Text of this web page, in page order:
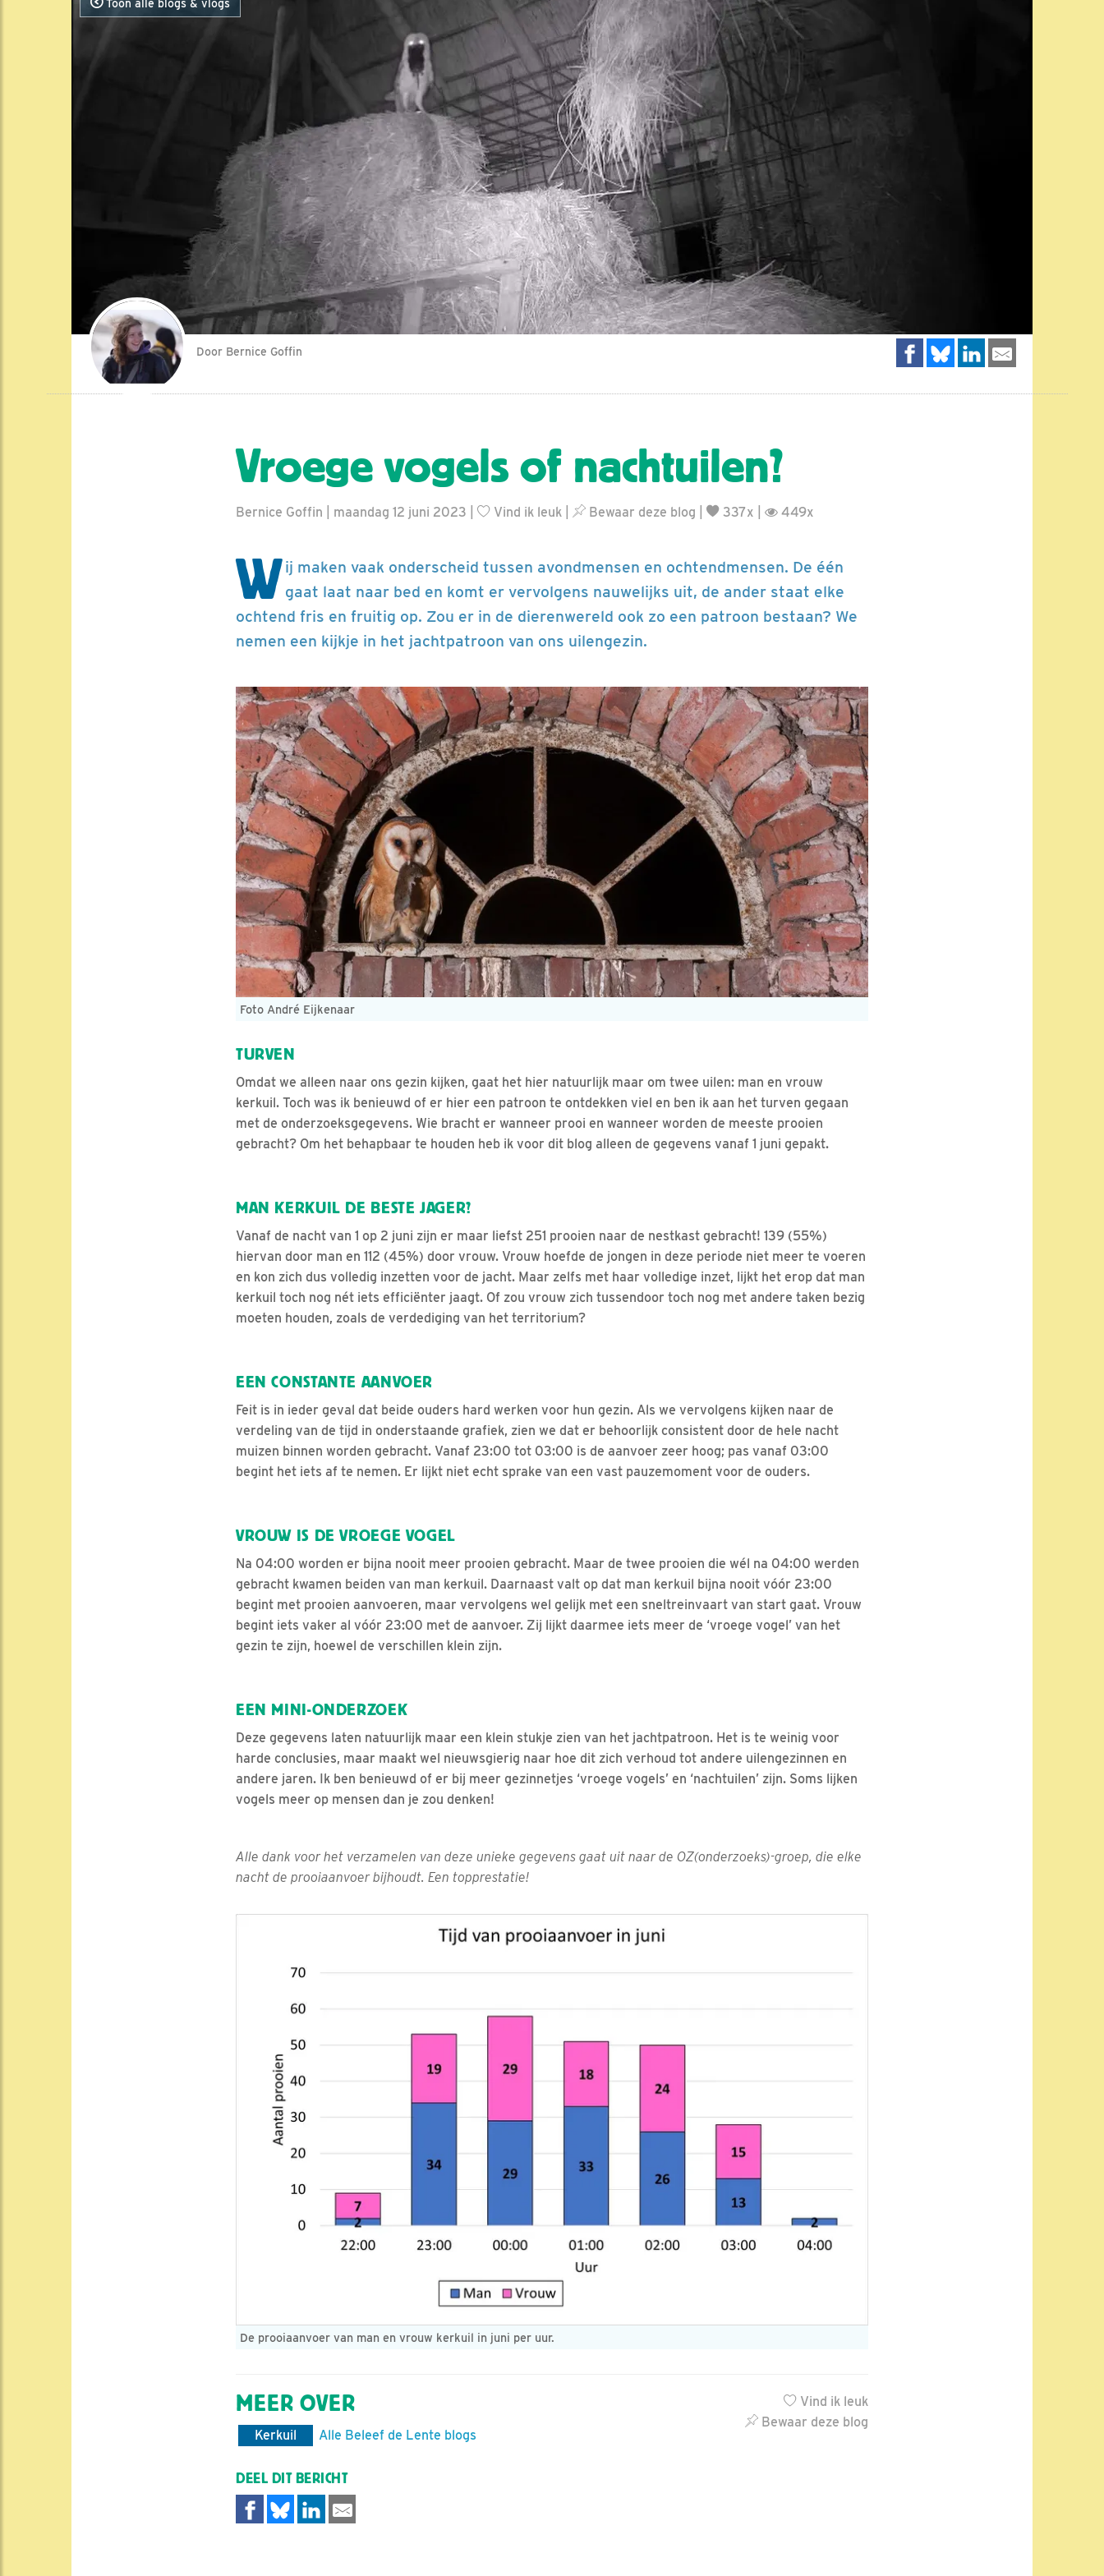
Toon alle blogs & vlogs
Door Bernice Goffin
Vroege vogels of nachtuilen?
Bernice Goffin | maandag 12 juni 2023 | Vind ik leuk Bewaar deze blog 337x | 449x
Wij maken vaak onderscheid tussen avondmensen en ochtendmensen. De één
gaat laat naar bed en komt er vervolgens nauwelijks uit, de ander staat elke
ochtend fris en fruitig op. Zou er in de dierenwereld ook zo een patroon bestaan? We
nemen een kijkje in het jachtpatroon van ons uilengezin.
Foto André Eijkenaar
TURVEN
Omdat we alleen naar ons gezin kijken, gaat het hier natuurlijk maar om twee uilen: man en vrouw
kerkuil. Toch was ik benieuwd of er hier een patroon te ontdekken viel en ben ik aan het turven gegaan
met de onderzoeksgegevens. Wie bracht er wanneer prooi en wanneer worden de meeste prooien
gebracht? Om het behapbaar te houden heb ik voor dit blog alleen de gegevens vanaf 1 juni gepakt.
MAN KERKUIL DE BESTE JAGER?
Vanaf de nacht van 1 op 2 juni zijn er maar liefst 251 prooien naar de nestkast gebracht! 139 (55%)
hiervan door man en 112 (45%) door vrouw. Vrouw hoefde de jongen in deze periode niet meer te voeren
en kon zich dus volledig inzetten voor de jacht. Maar zelfs met haar volledige inzet, lijkt het erop dat man
kerkuil toch nog nét iets efficiënter jaagt. Of zou vrouw zich tussendoor toch nog met andere taken bezig
moeten houden, zoals de verdediging van het territorium?
EEN CONSTANTE AANVOER
Feit is in ieder geval dat beide ouders hard werken voor hun gezin. Als we vervolgens kijken naar de
verdeling van de tijd in onderstaande grafiek, zien we dat er behoorlijk consistent door de hele nacht
muizen binnen worden gebracht. Vanaf 23:00 tot 03:00 is de aanvoer zeer hoog; pas vanaf 03:00
begint het iets af te nemen. Er lijkt niet echt sprake van een vast pauzemoment voor de ouders.
VROUW IS DE VROEGE VOGEL
Na 04:00 worden er bijna nooit meer prooien gebracht. Maar de twee prooien die wél na 04:00 werden
gebracht kwamen beiden van man kerkuil. Daarnaast valt op dat man kerkuil bijna nooit vóór 23:00
begint met prooien aanvoeren, maar vervolgens wel gelijk met een sneltreinvaart van start gaat. Vrouw
begint iets vaker al vóór 23:00 met de aanvoer. Zij lijkt daarmee iets meer de ‘vroege vogel’ van het
gezin te zijn, hoewel de verschillen klein zijn.
EEN MINI-ONDERZOEK
Deze gegevens laten natuurlijk maar een klein stukje zien van het jachtpatroon. Het is te weinig voor
harde conclusies, maar maakt wel nieuwsgierig naar hoe dit zich verhoud tot andere uilengezinnen en
andere jaren. Ik ben benieuwd of er bij meer gezinnetjes ‘vroege vogels’ en ‘nachtuilen’ zijn. Soms lijken
vogels meer op mensen dan je zou denken!
Alle dank voor het verzamelen van deze unieke gegevens gaat uit naar de OZ(onderzoeks)-groep, die elke
nacht de prooiaanvoer bijhoudt. Een topprestatie!
De prooiaanvoer van man en vrouw kerkuil in juni per uur.
Vind ik leuk
Bewaar deze blog
MEER OVER
Kerkuil Alle Beleef de Lente blogs
DEEL DIT BERICHT